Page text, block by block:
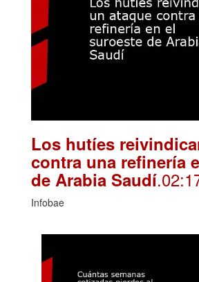
Los hutíes
contra una refinería
de Arabia Saudí
Infobae